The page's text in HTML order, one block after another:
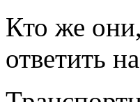
Кто же
ответить